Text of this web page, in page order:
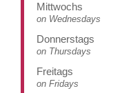
Mittwochs
on Wednesdays
Donnerstags
on Thursdays
Freitags
on Fridays